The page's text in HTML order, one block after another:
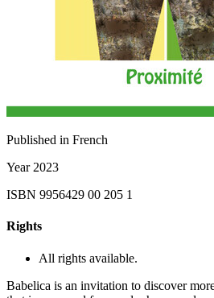
Published in French
Year2023
ISBN 9956429 00 205 1
Rights
All rights available.
Babelica is an invitation to discover